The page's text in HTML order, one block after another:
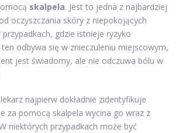
skalpela. Jest to jedna z najbardziej
oczyszczania skóry z niepokojących
przypadkach, gdzie istnieje ryzyko
odbywa się w znieczuleniu miejscowym,
jest świadomy, ale nie odczuwa bólu w
najpierw dokładnie zidentyfikuje
za pomocą skalpela wycina go wraz z
niektórych przypadkach może być